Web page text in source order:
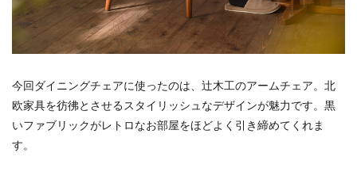
今回ダイニングチェアに使ったのは、辻木工のアームチェア。北
欧家具を彷彿とさせるスタイリッシュなデザインが魅力です。黒
いファブリックがレトロなお部屋をほどよく引き締めてくれま
す。